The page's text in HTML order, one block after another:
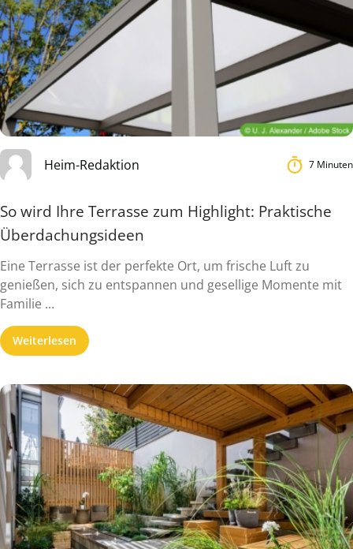
Heim-Redaktion 7 Minuten
So wird Ihre Terrasse zum Highlight: Praktische
Überdachungsideen
Eine Terrasse ist der perfekte Ort, um frische Luft zu
genießen, sich zu entspannen und gesellige Momente mit
Familie ...
Weiterlesen